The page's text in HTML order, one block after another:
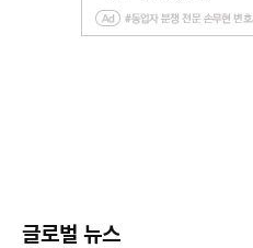
글로벌 뉴스